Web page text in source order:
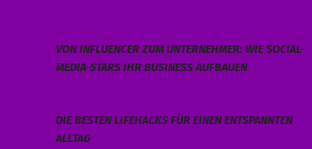
VON INFLUENCER ZUM UNTERNEHMER: WIE SOCIAL-
MEDIA-STARS IHR BUSINESS AUFBAUEN
DIE BESTEN LIFEHACKS FÜR EINEN ENTSPANNTEN
ALLTAG